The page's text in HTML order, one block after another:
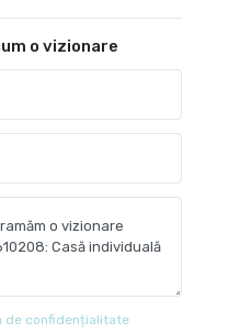
o vizionare
de confidențialitate